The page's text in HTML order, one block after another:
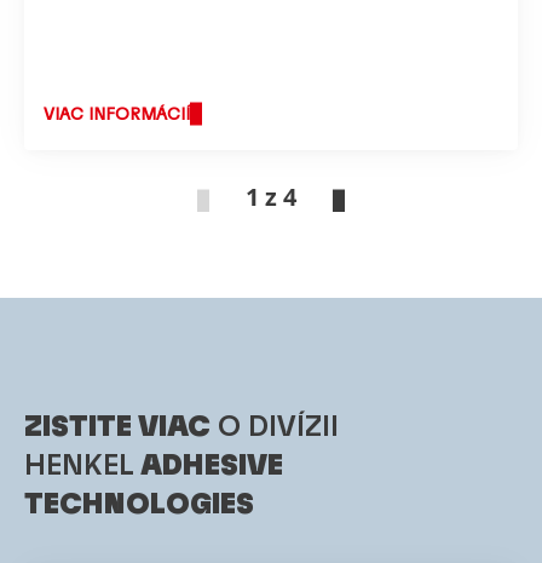
výstavbe, ktorý využíva lepiace riešenie
spoločnosti Henkel, urýchlil jej realizáciu a
VIAC INFORMÁCIÍ
1 z 4
ZISTITE VIAC O DIVÍZII
HENKEL ADHESIVE
TECHNOLOGIES